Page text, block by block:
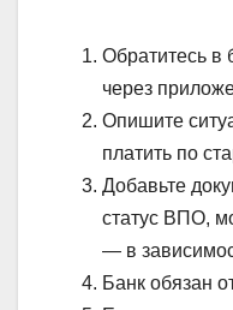
Обратитесь в
через
Опишите
платить по
Добавьте
статус ВПО,
— в
Банк обязан